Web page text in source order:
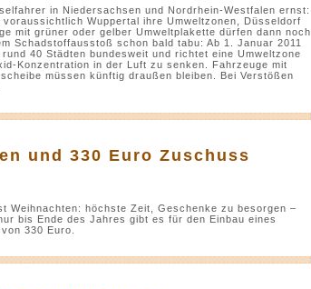
in Niedersachsen und Nordrhein-Westfalen ernst:
Wuppertal ihre Umweltzonen, Düsseldorf
mit grüner oder gelber Umweltplakette dürfen dann noch
Schadstoffausstoß schon bald tabu: Ab 1. Januar 2011
40 Städten bundesweit und richtet eine Umweltzone
Konzentration in der Luft zu senken. Fahrzeuge mit
müssen künftig draußen bleiben. Bei Verstößen
und 330 Euro Zuschuss
Weihnachten: höchste Zeit, Geschenke zu besorgen –
bis Ende des Jahres gibt es für den Einbau eines
330 Euro.